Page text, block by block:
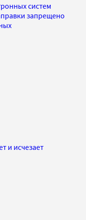
систем
запрещено
и исчезает